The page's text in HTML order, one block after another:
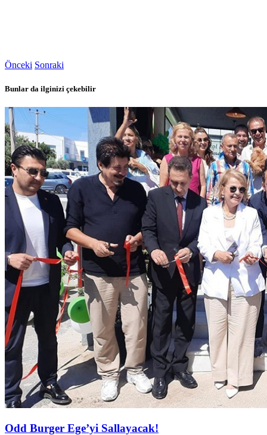
Önceki Sonraki
Bunlar da ilginizi çekebilir
Odd Burger Ege’yi Sallayacak!